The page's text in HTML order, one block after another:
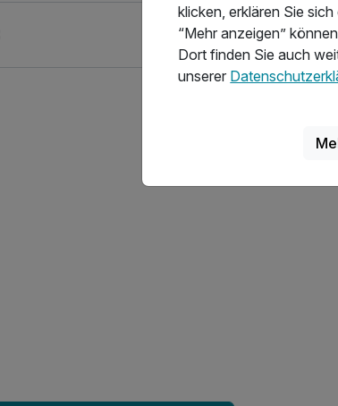
klicken, erklären Sie
“Mehr anzeigen”
Dort finden Sie auch
unserer